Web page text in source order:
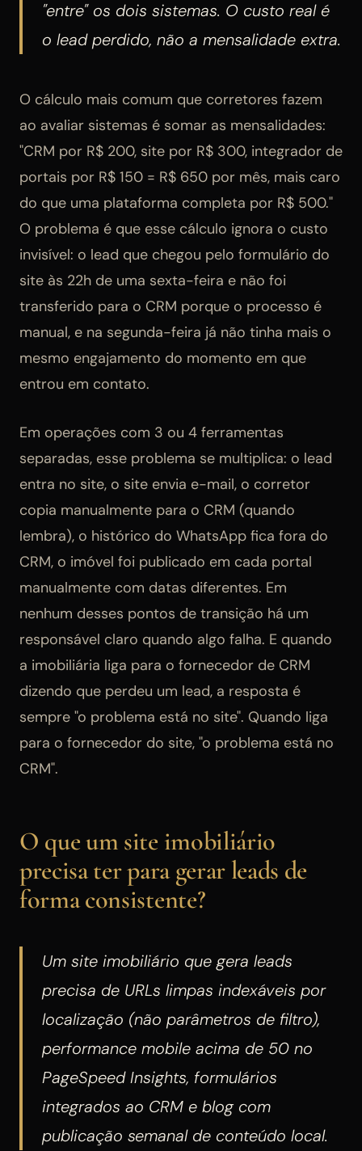
"entre" os dois sistemas. O custo real é
o lead perdido, não a mensalidade extra.
O cálculo mais comum que corretores fazem
ao avaliar sistemas é somar as mensalidades:
"CRM por R$ 200, site por R$ 300, integrador de
portais por R$ 150 = R$ 650 por mês, mais caro
do que uma plataforma completa por R$ 500."
O problema é que esse cálculo ignora o custo
invisível: o lead que chegou pelo formulário do
site às 22h de uma sexta-feira e não foi
transferido para o CRM porque o processo é
manual, e na segunda-feira já não tinha mais o
mesmo engajamento do momento em que
entrou em contato.
Em operações com 3 ou 4 ferramentas
separadas, esse problema se multiplica: o lead
entra no site, o site envia e-mail, o corretor
copia manualmente para o CRM (quando
lembra), o histórico do WhatsApp fica fora do
CRM, o imóvel foi publicado em cada portal
manualmente com datas diferentes. Em
nenhum desses pontos de transição há um
responsável claro quando algo falha. E quando
a imobiliária liga para o fornecedor de CRM
dizendo que perdeu um lead, a resposta é
sempre "o problema está no site". Quando liga
para o fornecedor do site, "o problema está no
CRM".
O que um site imobiliário
precisa ter para gerar leads de
forma consistente?
Um site imobiliário que gera leads
precisa de URLs limpas indexáveis por
localização (não parâmetros de filtro),
performance mobile acima de 50 no
PageSpeed Insights, formulários
integrados ao CRM e blog com
publicação semanal de conteúdo local.